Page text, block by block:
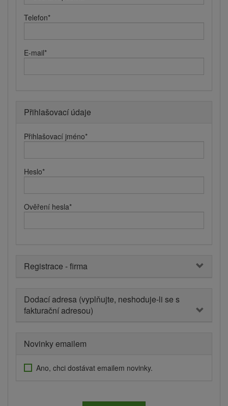
Telefon*
E-mail*
Přihlašovací údaje
Přihlašovací jméno*
Heslo*
Ověření hesla*
Registrace - firma
Dodací adresa (vyplňujte, neshoduje-li se s
fakturační adresou)
Novinky emailem
Ano, chci dostávat emailem novinky.